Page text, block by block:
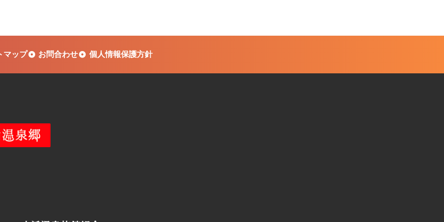
マップ お問合わせ 個人情報保護方針